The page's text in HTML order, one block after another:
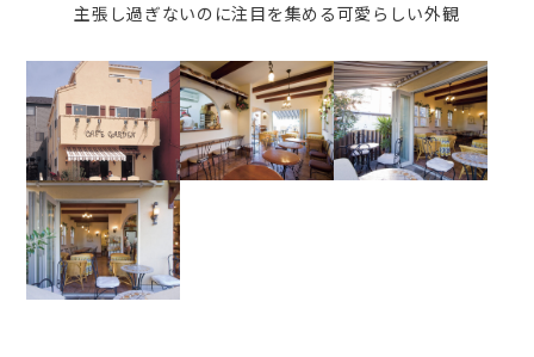
主張し過ぎないのに注目を集める可愛らしい外観